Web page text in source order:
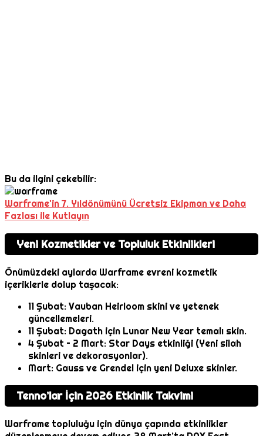
Bu da ilgini çekebilir:
Warframe'in 7. Yıldönümünü Ücretsiz Ekipman ve Daha
Fazlası ile Kutlayın
Yeni Kozmetikler ve Topluluk Etkinlikleri
Önümüzdeki aylarda Warframe evreni kozmetik
içeriklerle dolup taşacak:
11 Şubat: Vauban Heirloom skini ve yetenek
güncellemeleri.
11 Şubat: Dagath için Lunar New Year temalı skin.
4 Şubat – 2 Mart: Star Days etkinliği (Yeni silah
skinleri ve dekorasyonlar).
Mart: Gauss ve Grendel için yeni Deluxe skinler.
Tenno’lar İçin 2026 Etkinlik Takvimi
Warframe topluluğu için dünya çapında etkinlikler